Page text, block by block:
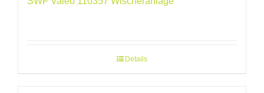
Details